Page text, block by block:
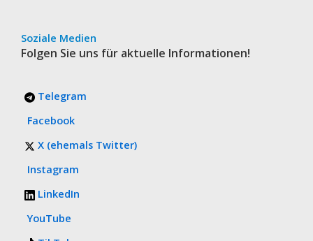
Soziale Medien
Folgen Sie uns für aktuelle Informationen!
Telegram
Facebook
X (ehemals Twitter)
Instagram
LinkedIn
YouTube